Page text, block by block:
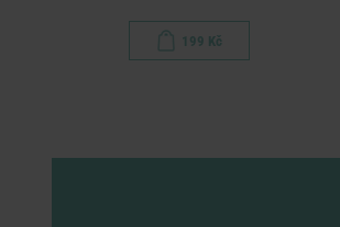
199 Kč